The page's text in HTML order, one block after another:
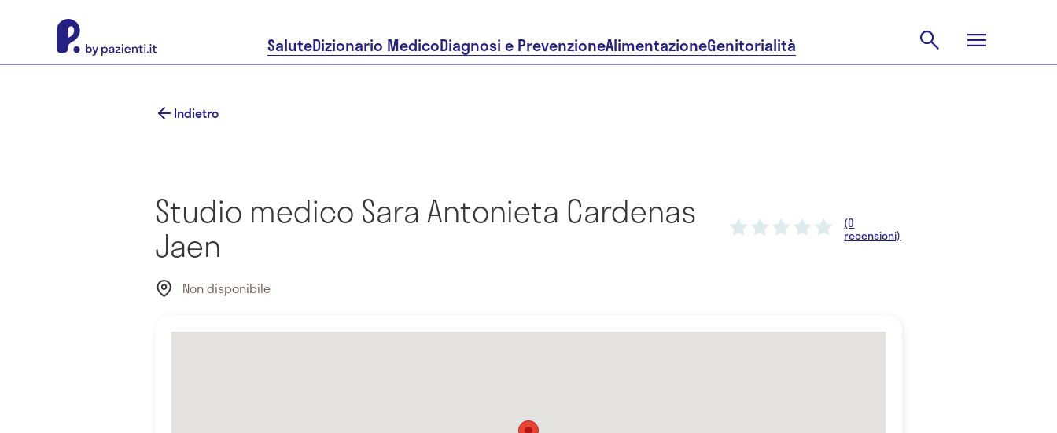
SaluteDizionario MedicoDiagnosi e PrevenzioneAlimentazioneGenitorialità
Indietro
Studio medico Sara Antonieta Cardenas
Jaen (0
recensioni)
Non disponibile